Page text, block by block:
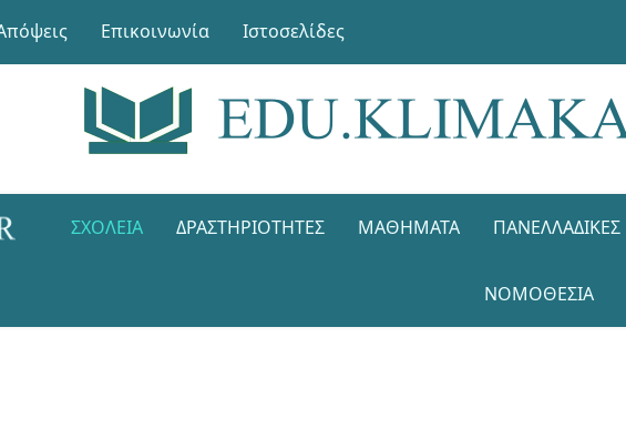
Επικοινωνία Ιστοσελίδες
ΣΧΟΛΕΊΑ ΔΡΑΣΤΗΡΙΌΤΗΤΕΣ ΜΑΘΉΜΑΤΑ ΠΑΝΕΛΛΑΔΙΚΈΣ
ΝΟΜΟΘΕΣΊΑ